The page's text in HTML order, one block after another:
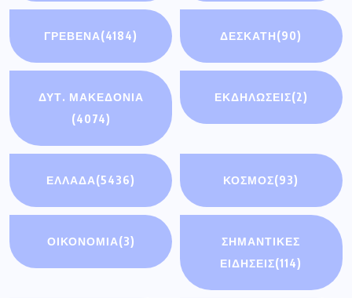
ΓΡΕΒΕΝΑ(4184) ΔΕΣΚΑΤΗ(90)
ΔΥΤ. ΜΑΚΕΔΟΝΙΑ
(4074)
ΕΚΔΗΛΩΣΕΙΣ(2)
ΕΛΛΑΔΑ(5436) ΚΟΣΜΟΣ(93)
ΟΙΚΟΝΟΜΊΑ(3)
ΣΗΜΑΝΤΙΚΈΣ
ΕΙΔΉΣΕΙΣ(114)